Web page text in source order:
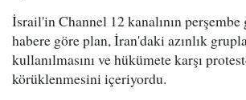
İsrail'in Channel 12 kanalının perşembe
habere göre plan, İran'daki azınlık
kullanılmasını ve hükümete karşı
körüklenmesini içeriyordu.